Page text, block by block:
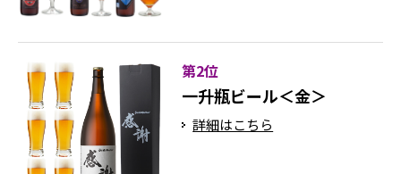
第2位
一升瓶ビール＜金＞
詳細はこちら